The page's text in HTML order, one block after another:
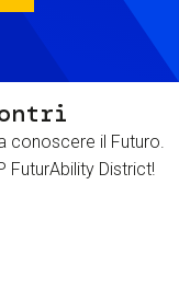
conoscere il Futuro.
FuturAbility District!